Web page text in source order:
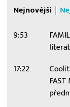
Nejnovější
9:53
17:22